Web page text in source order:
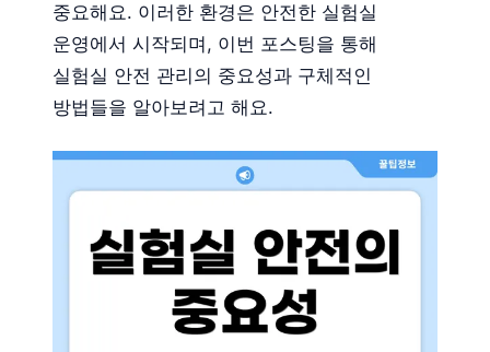
중요해요. 이러한 환경은 안전한 실험실
운영에서 시작되며, 이번 포스팅을 통해
실험실 안전 관리의 중요성과 구체적인
방법들을 알아보려고 해요.